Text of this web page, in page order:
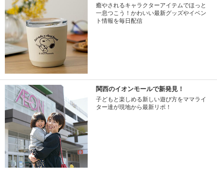
癒やされるキャラクターアイテムでほっと
一息つこう！かわいい最新グッズやイベン
ト情報を毎日配信
関西のイオンモールで新発見！
子どもと楽しめる新しい遊び方をママライ
ター達が現地から最新リポ！